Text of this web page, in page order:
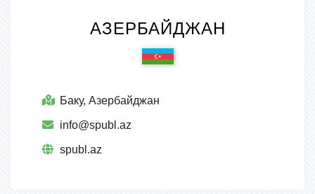
АЗЕРБАЙДЖАН
Баку, Азербайджан
info@spubl.az
spubl.az